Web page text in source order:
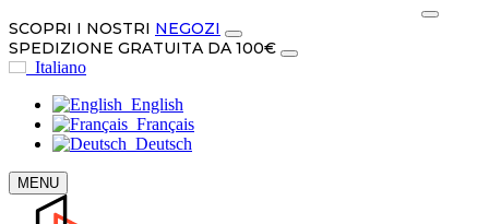
SCOPRI I NOSTRI NEGOZI
SPEDIZIONE GRATUITA DA 100€
Italiano
English
Français
Deutsch
MENU